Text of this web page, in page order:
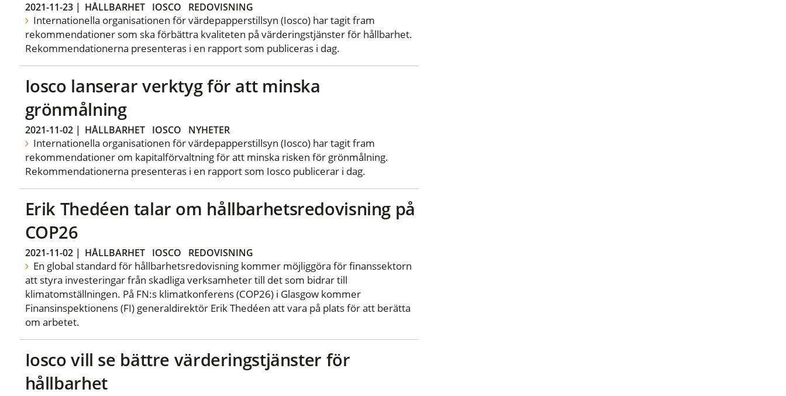
2021-11-23| HÅLLBARHET IOSCO REDOVISNING
Internationella organisationen för värdepapperstillsyn (Iosco) har tagit fram
rekommendationer som ska förbättra kvaliteten på värderingstjänster för hållbarhet.
Rekommendationerna presenteras i en rapport som publiceras i dag.
Iosco lanserar verktyg för att minska
grönmålning
2021-11-02| HÅLLBARHET IOSCO NYHETER
Internationella organisationen för värdepapperstillsyn (Iosco) har tagit fram
rekommendationer om kapitalförvaltning för att minska risken för grönmålning.
Rekommendationerna presenteras i en rapport som Iosco publicerar i dag.
Erik Thedéen talar om hållbarhetsredovisning på
COP26
2021-11-02| HÅLLBARHET IOSCO REDOVISNING
En global standard för hållbarhetsredovisning kommer möjliggöra för finanssektorn
att styra investeringar från skadliga verksamheter till det som bidrar till
klimatomställningen. På FN:s klimatkonferens (COP26) i Glasgow kommer
Finansinspektionens (FI) generaldirektör Erik Thedéen att vara på plats för att berätta
om arbetet.
Iosco vill se bättre värderingstjänster för
hållbarhet